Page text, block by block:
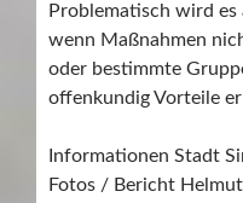
Problematisch wird
wenn Maßnahmen
oder bestimmte
offenkundig Vorteile
Informationen Stadt
Fotos / Bericht